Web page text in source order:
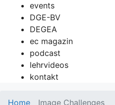
events
DGE-BV
DEGEA
ec magazin
podcast
lehrvideos
kontakt
Home Image Challenges